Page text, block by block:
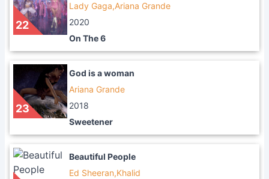
22
Lady Gaga,Ariana Grande
2020
On The 6
23
God is a woman
Ariana Grande
2018
Sweetener
Beautiful People
Ed Sheeran,Khalid